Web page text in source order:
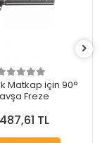
Matkap için 90°
Freze
TL